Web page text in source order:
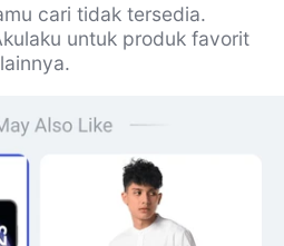
cari tidak tersedia.
untuk produk favorit
lainnya.